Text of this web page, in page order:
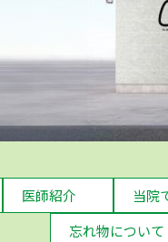
医師紹介
当院
忘れ物について